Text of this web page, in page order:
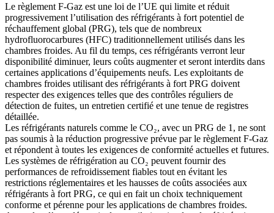
Le règlement F‑Gaz est une loi de l’UE qui limite et réduit
progressivement l’utilisation des réfrigérants à fort potentiel de
réchauffement global (PRG), tels que de nombreux
hydrofluorocarbures (HFC) traditionnellement utilisés dans les
chambres froides. Au fil du temps, ces réfrigérants verront leur
disponibilité diminuer, leurs coûts augmenter et seront interdits dans
certaines applications d’équipements neufs. Les exploitants de
chambres froides utilisant des réfrigérants à fort PRG doivent
respecter des exigences telles que des contrôles réguliers de
détection de fuites, un entretien certifié et une tenue de registres
détaillée.
Les réfrigérants naturels comme le CO₂, avec un PRG de 1, ne sont
pas soumis à la réduction progressive prévue par le règlement F‑Gaz
et répondent à toutes les exigences de conformité actuelles et futures.
Les systèmes de réfrigération au CO₂ peuvent fournir des
performances de refroidissement fiables tout en évitant les
restrictions réglementaires et les hausses de coûts associées aux
réfrigérants à fort PRG, ce qui en fait un choix techniquement
conforme et pérenne pour les applications de chambres froides.